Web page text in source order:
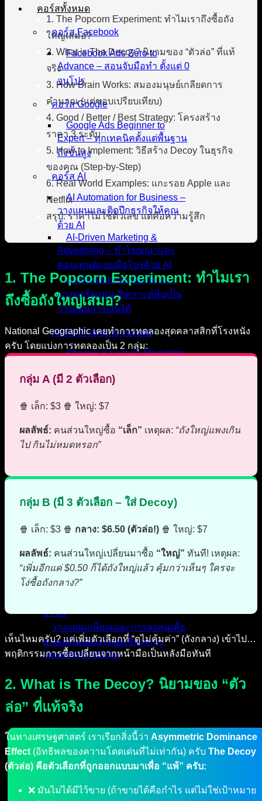
คอร์สทั้งหมด
คอร์ส Facebook
Facebook Ads Zero to
Advance – สอนจับมือทำ ตั้งแต่ 0
จนโปร
คอร์ส Google
Google Ads Beginner to
Expert – ทุกเทคนิคตั้งแต่พื้นฐาน
ถึงขั้นสูง
คอร์ส AI
AI Automation for Business –
วางแผนและติดปีกธุรกิจให้คุณ
ด้วย AI
AI-Driven Marketing &
Advertising – ทำโฆษณาและ
คอนเทนต์แบบมือโปรด้วย AI
คอร์สสอนเทรดหุ้นด้วย AI –
วางพอร์ตแม่น วิเคราะห์หุ้นเป็น
วางแผนการเงินได้
คอร์ส Shopee & Lazada
Shopee & Lazada Marketing
แบบจับมือทำ
บริการของเรา
SEO Audit Pro – วิเคราะห์เว็บไซต์ให้
ติดหน้าแรก Google แบบมือโปร
ครบทุกช่องทาง ทั้ง LINE, Facebook
และเว็บไซต์
รับทำเว็บไซต์บริษัท ขายสินค้าได้
รองรับ SEO พร้อมดูแลหลังการขาย
Facebook Google Ads ครบจบในที่
เดียว
Digital Marketing Advisor Pro – ที่
อาชีพ
วางแผนเกษียณและการลงทุนเพื่อ
มนุษย์เงินเดือนโดยผู้เชี่ยวชาญ
Investment Advisor
บทความ
ติดต่อผม
1. The Popcorn Experiment: ทำไมเราถึงซื้อถัง
ใหญ่เสมอ?
2. What is The Decoy? นิยามของ “ตัวล่อ” ที่แท้
จริง
3. How Brain Works: สมองมนุษย์เกลียดการ
คำนวณ (แต่ชอบเปรียบเทียบ)
4. Good / Better / Best Strategy: โครงสร้าง
ราคา 3 ระดับ
5. How to Implement: วิธีสร้าง Decoy ในธุรกิจ
ของคุณ (Step-by-Step)
6. Real World Examples: แกะรอย Apple และ
Netflix
สรุป: ราคาไม่ใช่ตัวเลข แต่คือความรู้สึก
1. The Popcorn Experiment: ทำไมเรา
ถึงซื้อถังใหญ่เสมอ?
National Geographic เคยทำการทดลองสุดคลาสสิกที่โรงหนัง
ครับ โดยแบ่งการทดลองเป็น 2 กลุ่ม:
กลุ่ม A (มี 2 ตัวเลือก)
🍿 เล็ก: $3 🍿 ใหญ่: $7
ผลลัพธ์: คนส่วนใหญ่ซื้อ “เล็ก” เหตุผล: “ถังใหญ่แพงเกิน
ไป กินไม่หมดหรอก”
กลุ่ม B (มี 3 ตัวเลือก – ใส่ Decoy)
🍿 เล็ก: $3 🍿 กลาง: $6.50 (ตัวล่อ!) 🍿 ใหญ่: $7
ผลลัพธ์: คนส่วนใหญ่เปลี่ยนมาซื้อ “ใหญ่” ทันที! เหตุผล:
“เพิ่มอีกแค่ $0.50 ก็ได้ถังใหญ่แล้ว คุ้มกว่าเห็นๆ ใครจะ
โง่ซื้อถังกลาง?”
เห็นไหมครับ? แค่เพิ่มตัวเลือกที่ “ดูไม่คุ้มค่า” (ถังกลาง) เข้าไป…
พฤติกรรมการซื้อเปลี่ยนจากหน้ามือเป็นหลังมือทันที
2. What is The Decoy? นิยามของ “ตัว
ล่อ” ที่แท้จริง
ในทางเศรษฐศาสตร์ เราเรียกสิ่งนี้ว่า Asymmetric Dominance
Effect(อิทธิพลของความโดดเด่นที่ไม่เท่ากัน) ครับ The Decoy
(ตัวล่อ) คือตัวเลือกที่ถูกออกแบบมาเพื่อ “แพ้” ครับ:
❌ มันไม่ได้มีไว้ขาย (ถ้าขายได้คือกำไร แต่ไม่ใช่เป้าหมาย